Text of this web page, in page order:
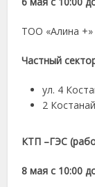
ТОО «Алина +»
Частный
ул. 4
2
КТП –ГЭС
8 мая с 10:00